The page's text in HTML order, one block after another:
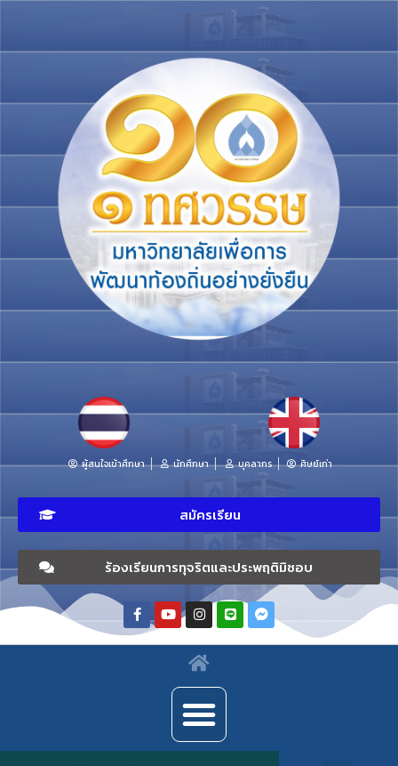
ผู้สนใจเข้าศึกษา นักศึกษา บุคลากร ศิษย์เก่า
สมัครเรียน
ร้องเรียนการทุจริตและประพฤติมิชอบ